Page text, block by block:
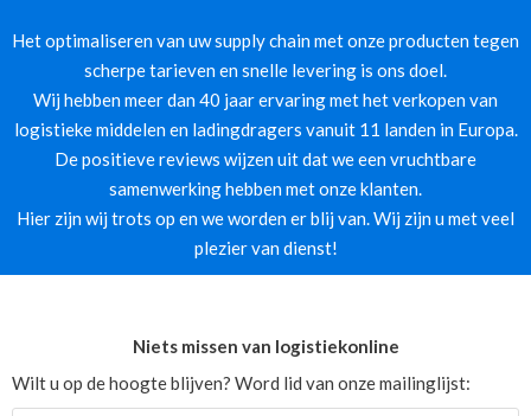
Het optimaliseren van uw supply chain met onze producten tegen
scherpe tarieven en snelle levering is ons doel.
Wij hebben meer dan 40 jaar ervaring met het verkopen van
logistieke middelen en ladingdragers vanuit 11 landen in Europa.
De positieve reviews wijzen uit dat we een vruchtbare
samenwerking hebben met onze klanten.
Hier zijn wij trots op en we worden er blij van. Wij zijn u met veel
plezier van dienst!
Niets missen van logistiekonline
Wilt u op de hoogte blijven? Word lid van onze mailinglijst: